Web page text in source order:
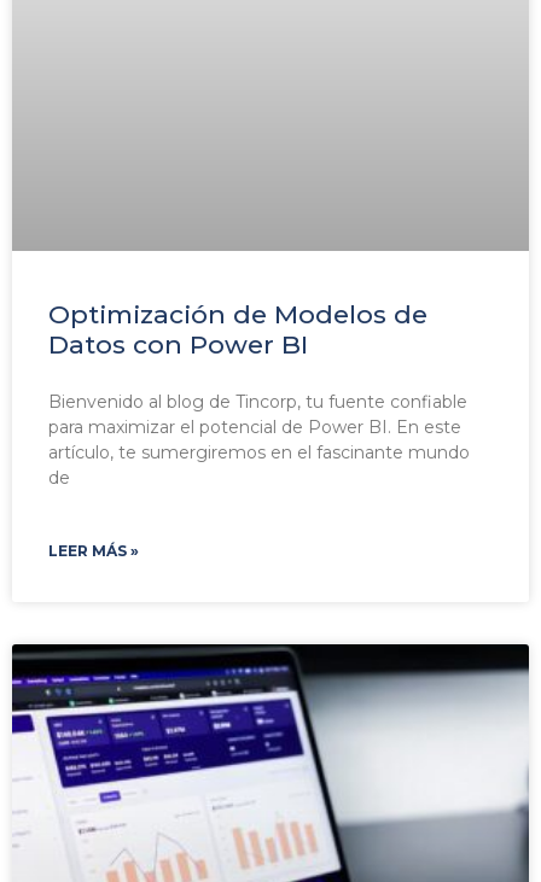
Optimización de Modelos de
Datos con Power BI
Bienvenido al blog de Tincorp, tu fuente confiable
para maximizar el potencial de Power BI. En este
artículo, te sumergiremos en el fascinante mundo
de
LEER MÁS »